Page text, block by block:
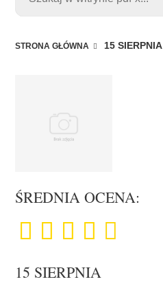
STRONA GŁÓWNA 15 SIERPNIA
ŚREDNIA OCENA:
15 SIERPNIA